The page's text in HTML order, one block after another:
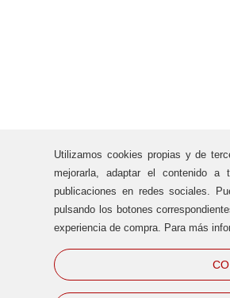
Utilizamos cookies propias y de
mejorarla, adaptar el contenido a
publicaciones en redes sociales.
pulsando los botones
experiencia de compra. Para más